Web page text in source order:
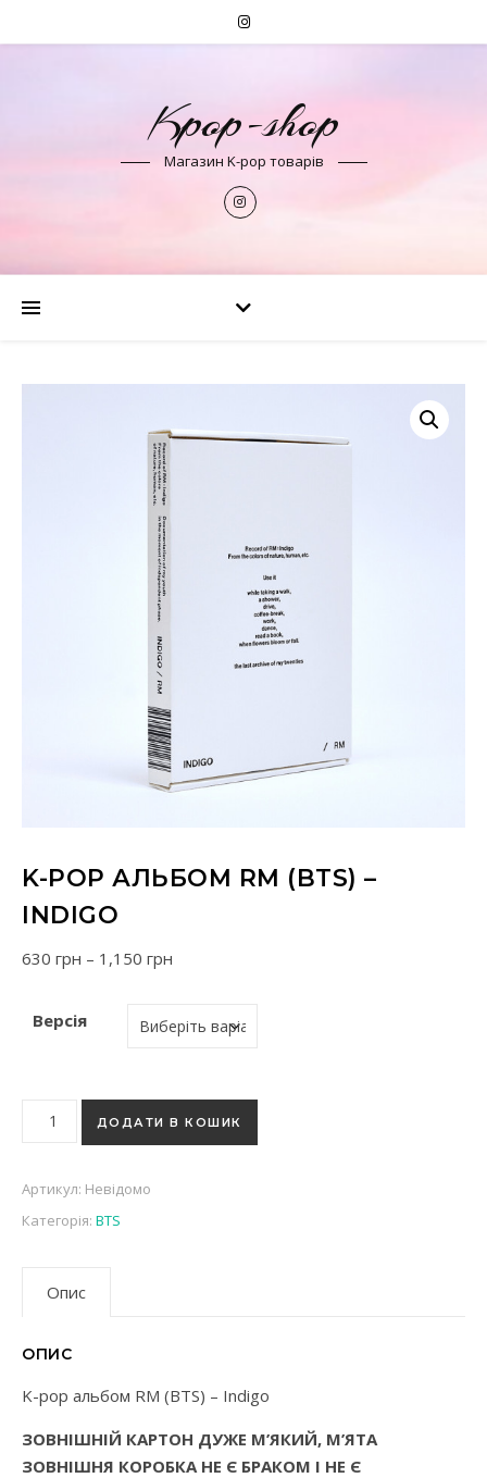
Kpop-shop
Магазин K-pop товарів
K-POP АЛЬБОМ RM (BTS) –
INDIGO
630 грн – 1,150 грн
Версія
K-pop альбом RM (BTS) - Indigo кількість
ДОДАТИ В КОШИК
Артикул: Невідомо
Категорія: BTS
Опис
ОПИС
K-pop альбом RM (BTS) – Indigo
ЗОВНІШНІЙ КАРТОН ДУЖЕ М’ЯКИЙ, М’ЯТА
ЗОВНІШНЯ КОРОБКА НЕ Є БРАКОМ І НЕ Є